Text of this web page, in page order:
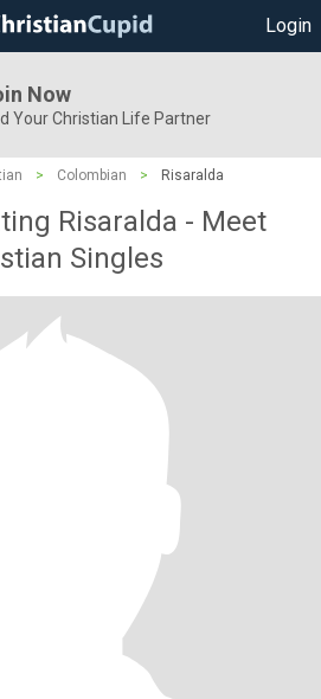
Login
Now
Your Christian Life Partner
> Colombian > Risaralda
Risaralda - Meet
Singles